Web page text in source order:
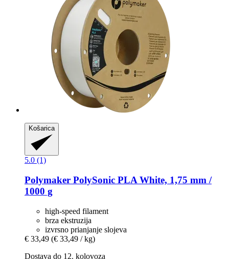
Košarica
5.0 (1)
Polymaker PolySonic PLA White, 1,75 mm /
1000 g
high-speed filament
brza ekstruzija
izvrsno prianjanje slojeva
€ 33,49 (€ 33,49 / kg)
Dostava do 12. kolovoza